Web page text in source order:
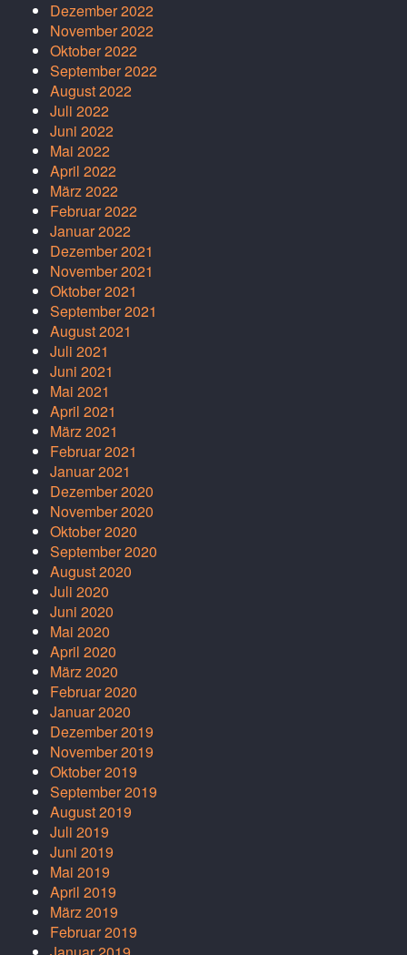
Dezember 2022
November 2022
Oktober 2022
September 2022
August 2022
Juli 2022
Juni 2022
Mai 2022
April 2022
März 2022
Februar 2022
Januar 2022
Dezember 2021
November 2021
Oktober 2021
September 2021
August 2021
Juli 2021
Juni 2021
Mai 2021
April 2021
März 2021
Februar 2021
Januar 2021
Dezember 2020
November 2020
Oktober 2020
September 2020
August 2020
Juli 2020
Juni 2020
Mai 2020
April 2020
März 2020
Februar 2020
Januar 2020
Dezember 2019
November 2019
Oktober 2019
September 2019
August 2019
Juli 2019
Juni 2019
Mai 2019
April 2019
März 2019
Februar 2019